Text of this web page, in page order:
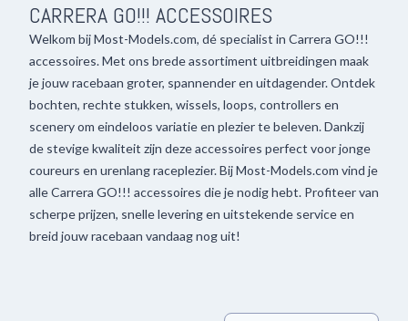
CARRERA GO!!! ACCESSOIRES
Welkom bij Most-Models.com, dé specialist in Carrera GO!!!
accessoires. Met ons brede assortiment uitbreidingen maak
je jouw racebaan groter, spannender en uitdagender. Ontdek
bochten, rechte stukken, wissels, loops, controllers en
scenery om eindeloos variatie en plezier te beleven. Dankzij
de stevige kwaliteit zijn deze accessoires perfect voor jonge
coureurs en urenlang raceplezier. Bij Most-Models.com vind je
alle Carrera GO!!! accessoires die je nodig hebt. Profiteer van
scherpe prijzen, snelle levering en uitstekende service en
breid jouw racebaan vandaag nog uit!